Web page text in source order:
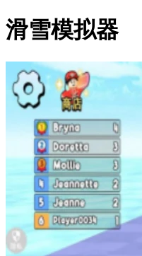
滑雪模拟器